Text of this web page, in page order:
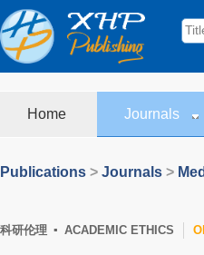
Home Journals
Publications > Journals >
科研伦理 ▪ ACADEMIC ETHICS